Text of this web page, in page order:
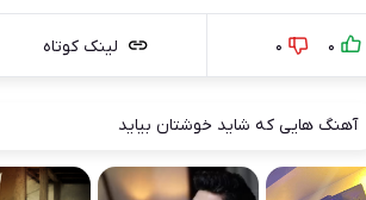
0
0 لینک کوتاه
آهنگ هایی که شاید خوشتان بیاید